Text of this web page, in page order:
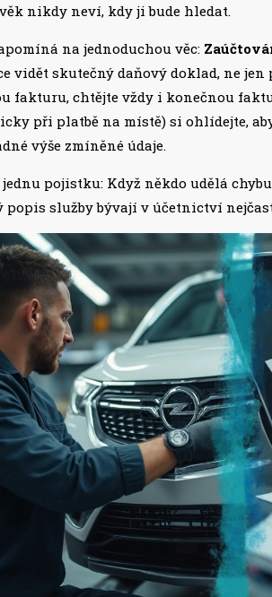
nikdy neví, kdy ji bude hledat.
na jednoduchou věc:
vidět skutečný daňový doklad, ne jen
fakturu, chtějte vždy i konečnou
při platbě na místě) si ohlídejte,
výše zmíněné údaje.
pojistku: Když někdo udělá
popis služby bývají v účetnictví